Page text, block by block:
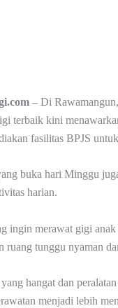
– Di
terbaik kini
fasilitas BPJS
buka hari Minggu
harian.
ingin merawat gigi
ruang tunggu nyaman
hangat dan
menjadi lebih